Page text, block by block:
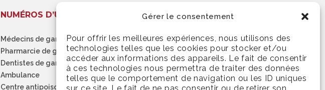
Gérer le consentement
Pour offrir les meilleures expériences, nous utilisons des
technologies telles que les cookies pour stocker et/ou
accéder aux informations des appareils. Le fait de consentir
à ces technologies nous permettra de traiter des données
telles que le comportement de navigation ou les ID uniques
NUMÉROS D’URGENCE
Médecins de garde
Pharmarcie de garde
Dentistes de garde
Ambulance
Centre antipoison
Prendre rendez-vous